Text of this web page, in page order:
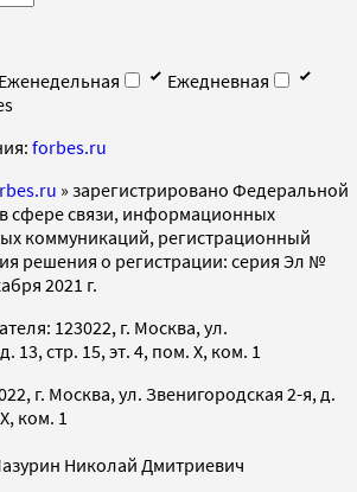
Еженедельная
Ежедневная
forbes.ru
» зарегистрировано Федеральной
сфере связи, информационных
коммуникаций, регистрационный
решения о регистрации: серия Эл №
2021 г.
123022, г. Москва, ул.
13, стр. 15, эт. 4, пом. X, ком. 1
г. Москва, ул. Звенигородская 2-я, д.
ком. 1
Николай Дмитриевич